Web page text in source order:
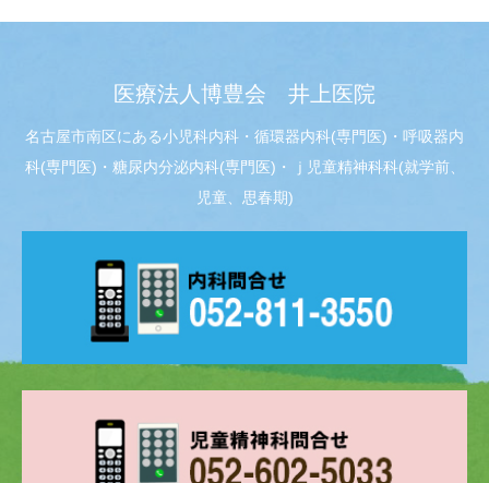
医療法人博豊会 井上医院
名古屋市南区にある小児科内科・循環器内科(専門医)・呼吸器内
科(専門医)・糖尿内分泌内科(専門医)・ｊ児童精神科科(就学前、
児童、思春期)